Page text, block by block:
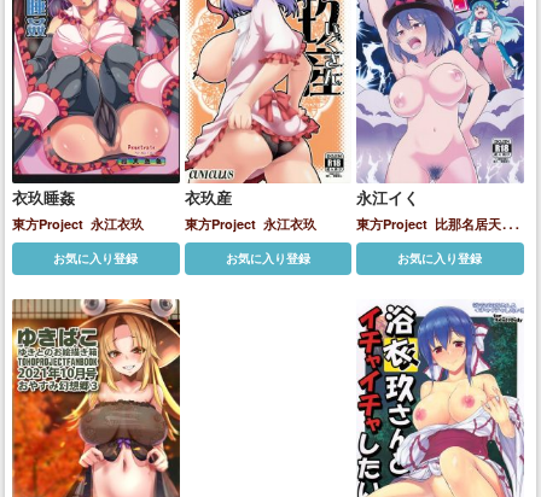
衣玖睡姦
東方Project 永江衣玖
お気に入り登録
衣玖産
東方Project 永江衣玖
お気に入り登録
永江イく
東方Project 比那名居天子
永江衣玖
お気に入り登録